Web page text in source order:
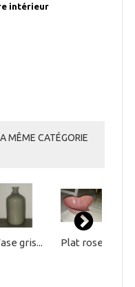
intérieur
MÊME CATÉGORIE
gris... Plat rose...